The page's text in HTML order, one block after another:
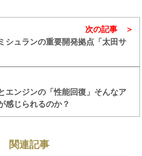
エンジンの「性能回復」そんなア
感じられるのか？
次の記事
ュランの重要開発拠点「太田サ
関連記事